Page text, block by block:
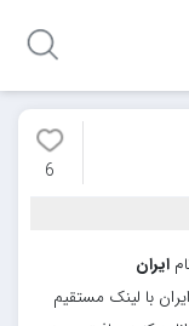
6
ایران
با لینک مستقیم